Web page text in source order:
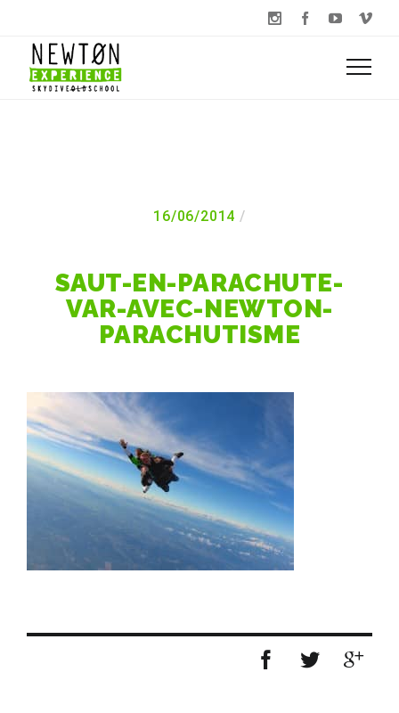
16/06/2014
SAUT-EN-PARACHUTE-
VAR-AVEC-NEWTON-
PARACHUTISME